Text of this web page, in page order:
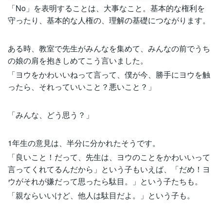
「No」を表明することは、大事なこと。基本的な権利を
守ったり、基本的な人権の、理解の基礎につながります。
ある時、教室で先生がみんなを集めて、みんなの前でうち
の娘の肩を抱きしめてこう言いました。
「ヨウをかわいいねって言って、僕が今、勝手にヨウを触
ったら、それっていいこと？悪いこと？」
「みんな、どう思う？」
1年生の意見は、半分に分かれたそうです。
「良いこと！だって、先生は、ヨウのことをかわいいって
言ってくれてるんだから」という子もいえば、「だめ！ヨ
ウがそれが嫌だって思ったら駄目。」という子たちも。
「親ならいいけど、他人は駄目だよ。」という子も。